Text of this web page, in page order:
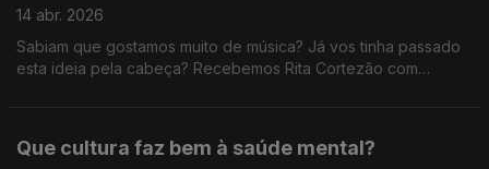
14 abr. 2026
Sabiam que gostamos muito de música? Já vos tinha passado
esta ideia pela cabeça? Recebemos Rita Cortezão com
Que cultura faz bem à saúde mental?